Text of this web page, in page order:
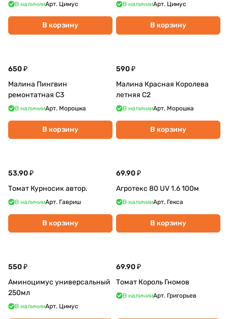
В наличииАрт. Цимус
В корзину
В наличииАрт. Цимус
В корзину
650 ₽
Малина Пингвин
ремонтатная С3
В наличииАрт. Морошка
В корзину
590 ₽
Малина Красная Королева
летняя С2
В наличииАрт. Морошка
В корзину
53.90 ₽
Томат Курносик автор.
В наличииАрт. Гавриш
В корзину
69.90 ₽
Агротекс 80 UV 1.6 100м
В наличииАрт. Гекса
В корзину
550 ₽
Аминоцимус универсальный
250мл
В наличииАрт. Цимус
69.90 ₽
Томат Король Гномов
В наличииАрт. Григорьев